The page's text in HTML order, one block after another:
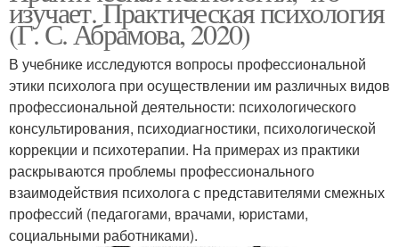
изучает. Практическая психология
(Г. С. Абрамова, 2020)
В учебнике исследуются вопросы профессиональной
этики психолога при осуществлении им различных видов
профессиональной деятельности: психологического
консультирования, психодиагностики, психологической
коррекции и психотерапии. На примерах из практики
раскрываются проблемы профессионального
взаимодействия психолога с представителями смежных
профессий (педагогами, врачами, юристами,
социальными работниками).